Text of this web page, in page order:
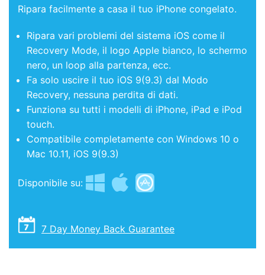
Ripara facilmente a casa il tuo iPhone congelato.
Ripara vari problemi del sistema iOS come il
Recovery Mode, il logo Apple bianco, lo schermo
nero, un loop alla partenza, ecc.
Fa solo uscire il tuo iOS 9(9.3) dal Modo
Recovery, nessuna perdita di dati.
Funziona su tutti i modelli di iPhone, iPad e iPod
touch.
Compatibile completamente con Windows 10 o
Mac 10.11, iOS 9(9.3)
Disponibile su:
7 Day Money Back Guarantee